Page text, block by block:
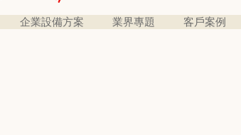
企業設備方案 業界專題 客戶案例